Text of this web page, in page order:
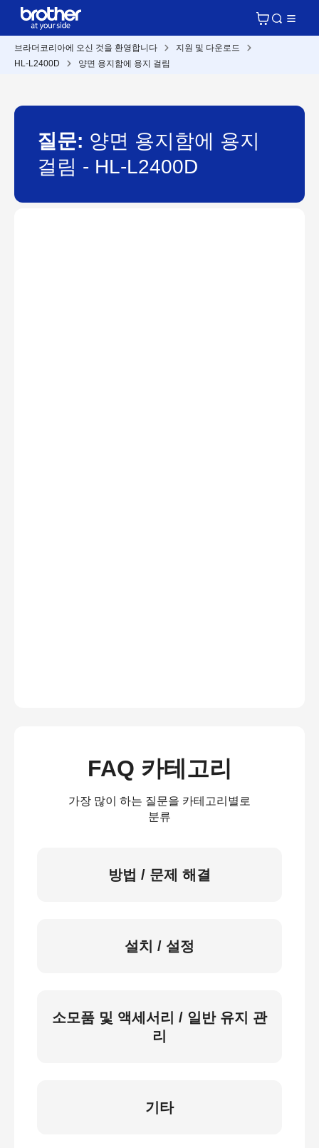
브라더코리아에 오신 것을 환영합니다
지원 및 다운로드
HL-L2400D
양면 용지함에 용지 걸림
질문: 양면 용지함에 용지
걸림 - HL-L2400D
FAQ 카테고리
가장 많이 하는 질문을 카테고리별로
분류
방법 / 문제 해결
설치 / 설정
소모품 및 액세서리 / 일반 유지 관
리
기타